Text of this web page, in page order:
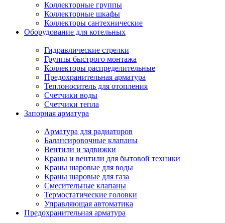
Коллекторные группы
Коллекторные шкафы
Коллекторы сантехнические
Оборудование для котельных
Гидравлические стрелки
Группы быстрого монтажа
Коллекторы распределительные
Предохранительная арматура
Теплоноситель для отопления
Счетчики воды
Счетчики тепла
Запорная арматура
Арматура для радиаторов
Балансировочные клапаны
Вентили и задвижки
Краны и вентили для бытовой техники
Краны шаровые для воды
Краны шаровые для газа
Смесительные клапаны
Термостатические головки
Управляющая автоматика
Предохранительная арматура